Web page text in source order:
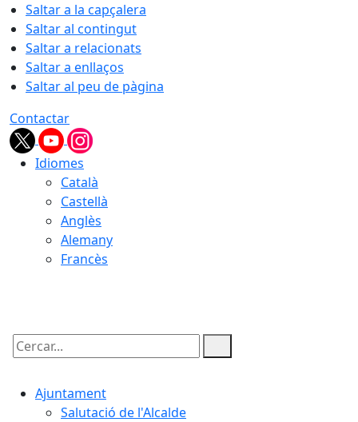
Saltar a la capçalera
Saltar al contingut
Saltar a relacionats
Saltar a enllaços
Saltar al peu de pàgina
Contactar
Idiomes
Català
Castellà
Anglès
Alemany
Francès
Cercar:
Ajuntament
Salutació de l'Alcalde